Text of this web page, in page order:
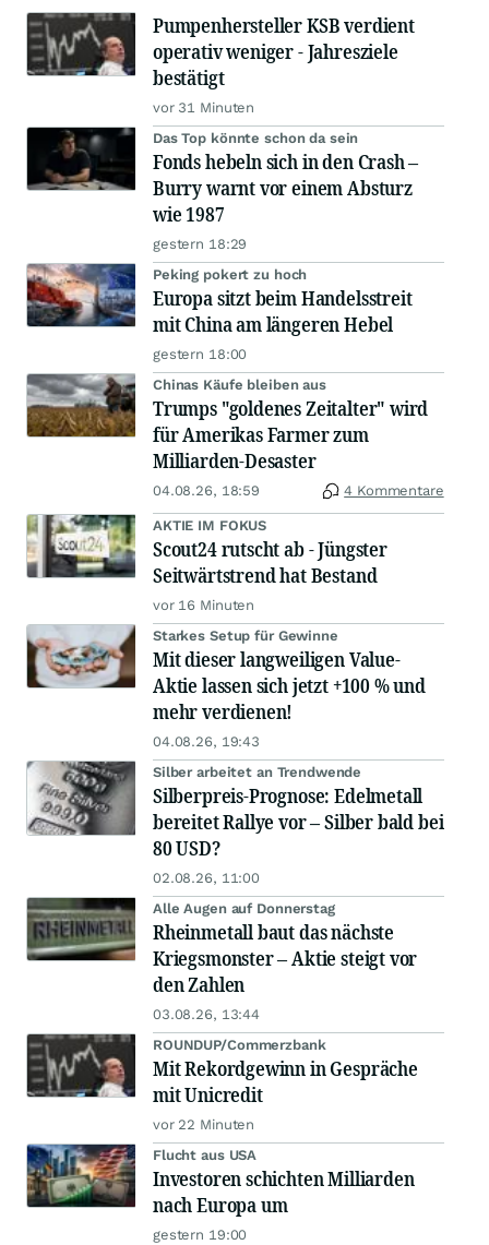
Pumpenhersteller KSB verdient
operativ weniger - Jahresziele
bestätigt
vor 31 Minuten
Das Top könnte schon da sein
Fonds hebeln sich in den Crash –
Burry warnt vor einem Absturz
wie 1987
gestern 18:29
Peking pokert zu hoch
Europa sitzt beim Handelsstreit
mit China am längeren Hebel
gestern 18:00
Chinas Käufe bleiben aus
Trumps "goldenes Zeitalter" wird
für Amerikas Farmer zum
Milliarden-Desaster
04.08.26, 18:59 4 Kommentare
AKTIE IM FOKUS
Scout24 rutscht ab - Jüngster
Seitwärtstrend hat Bestand
vor 16 Minuten
Starkes Setup für Gewinne
Mit dieser langweiligen Value-
Aktie lassen sich jetzt +100 % und
mehr verdienen!
04.08.26, 19:43
Silber arbeitet an Trendwende
Silberpreis-Prognose: Edelmetall
bereitet Rallye vor – Silber bald bei
80 USD?
02.08.26, 11:00
Alle Augen auf Donnerstag
Rheinmetall baut das nächste
Kriegsmonster – Aktie steigt vor
den Zahlen
03.08.26, 13:44
ROUNDUP/Commerzbank
Mit Rekordgewinn in Gespräche
mit Unicredit
vor 22 Minuten
Flucht aus USA
Investoren schichten Milliarden
nach Europa um
gestern 19:00